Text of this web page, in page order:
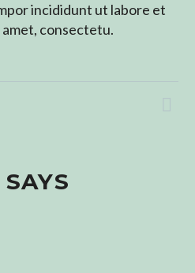
incididunt ut labore et
amet, consectetu.